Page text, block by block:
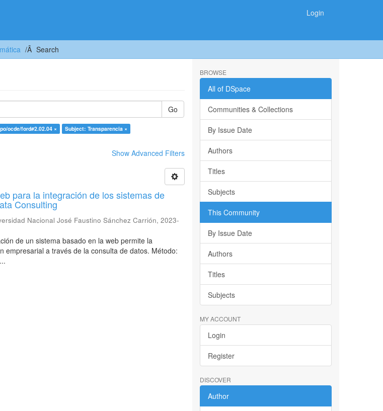
Login
Search
Go
ocde/ford#2.02.04 ×
Subject: Transparencia ×
Show Advanced Filters
para la integración de los sistemas de
Consulting
Nacional José Faustino Sánchez Carrión,2023-
de un sistema basado en la web permite la
empresarial a través de la consulta de datos. Método:
BROWSE
All of DSpace
Communities & Collections
By Issue Date
Authors
Titles
Subjects
This Community
By Issue Date
Authors
Titles
Subjects
MY ACCOUNT
Login
Register
DISCOVER
Author